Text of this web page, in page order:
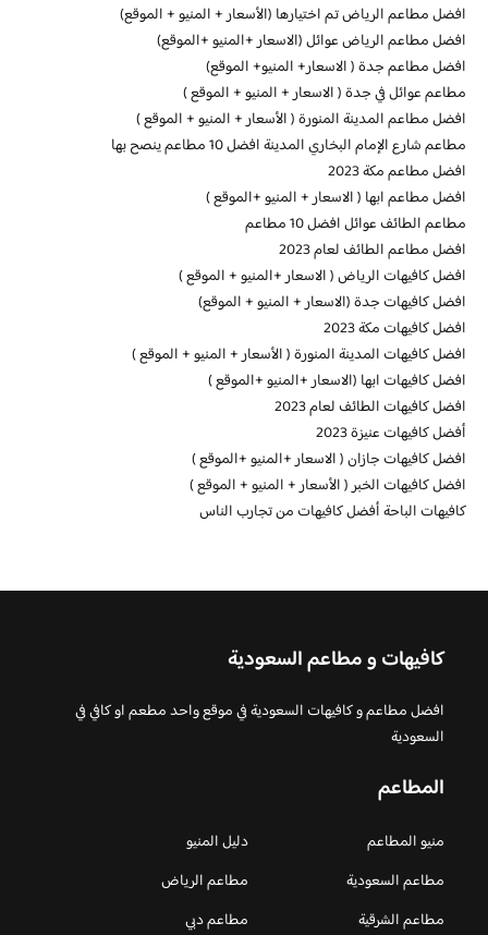
افضل مطاعم الرياض تم اختيارها (الأسعار + المنيو + الموقع)
افضل مطاعم الرياض عوائل (الاسعار +المنيو +الموقع)
افضل مطاعم جدة ( الاسعار+ المنيو+ الموقع)
مطاعم عوائل في جدة ( الاسعار + المنيو + الموقع )
افضل مطاعم المدينة المنورة ( الأسعار + المنيو + الموقع )
مطاعم شارع الإمام البخاري المدينة افضل 10 مطاعم ينصح بها
افضل مطاعم مكة 2023
افضل مطاعم ابها ( الاسعار + المنيو +الموقع )
مطاعم الطائف عوائل افضل 10 مطاعم
افضل مطاعم الطائف لعام 2023
افضل كافيهات الرياض ( الاسعار +المنيو + الموقع )
افضل كافيهات جدة (الاسعار + المنيو + الموقع)
افضل كافيهات مكة 2023
افضل كافيهات المدينة المنورة ( الأسعار + المنيو + الموقع )
افضل كافيهات ابها (الاسعار +المنيو +الموقع )
افضل كافيهات الطائف لعام 2023
أفضل كافيهات عنيزة 2023
افضل كافيهات جازان ( الاسعار +المنيو +الموقع )
افضل كافيهات الخبر ( الأسعار + المنيو + الموقع )
كافيهات الباحة أفضل كافيهات من تجارب الناس
كافيهات و مطاعم السعودية
افضل مطاعم و كافيهات السعودية في موقع واحد مطعم او كافي في
السعودية
المطاعم
منيو المطاعم
دليل المنيو
مطاعم السعودية
مطاعم الرياض
مطاعم الشرقية
مطاعم دبي